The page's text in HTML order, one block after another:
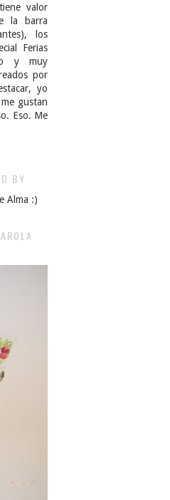
valor
la barra
los
Ferias
y muy
por
yo
gustan
Eso. Me
BY
Alma :)